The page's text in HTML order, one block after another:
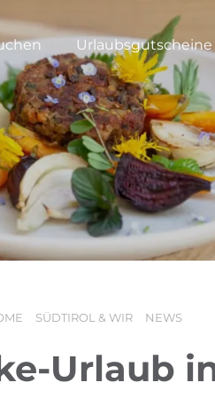
Urlaubsgutscheine
SÜDTIROL & WIR NEWS
Urlaub